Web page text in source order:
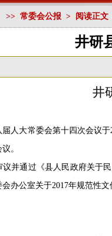
>> 常委会公报 > 阅读正文
井研
井
届人大常委会第十四次会议于
。
议并通过《县人民政府关于
会办公室关于2017年规范性文